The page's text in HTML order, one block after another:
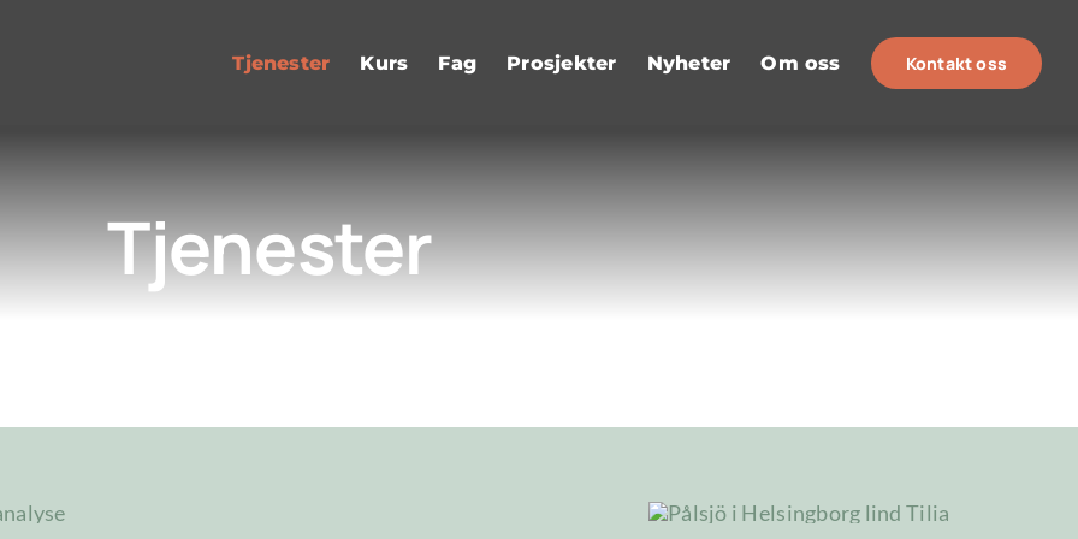
Tjenester Kurs Fag Prosjekter Nyheter Om oss Kontakt oss
Tjenester